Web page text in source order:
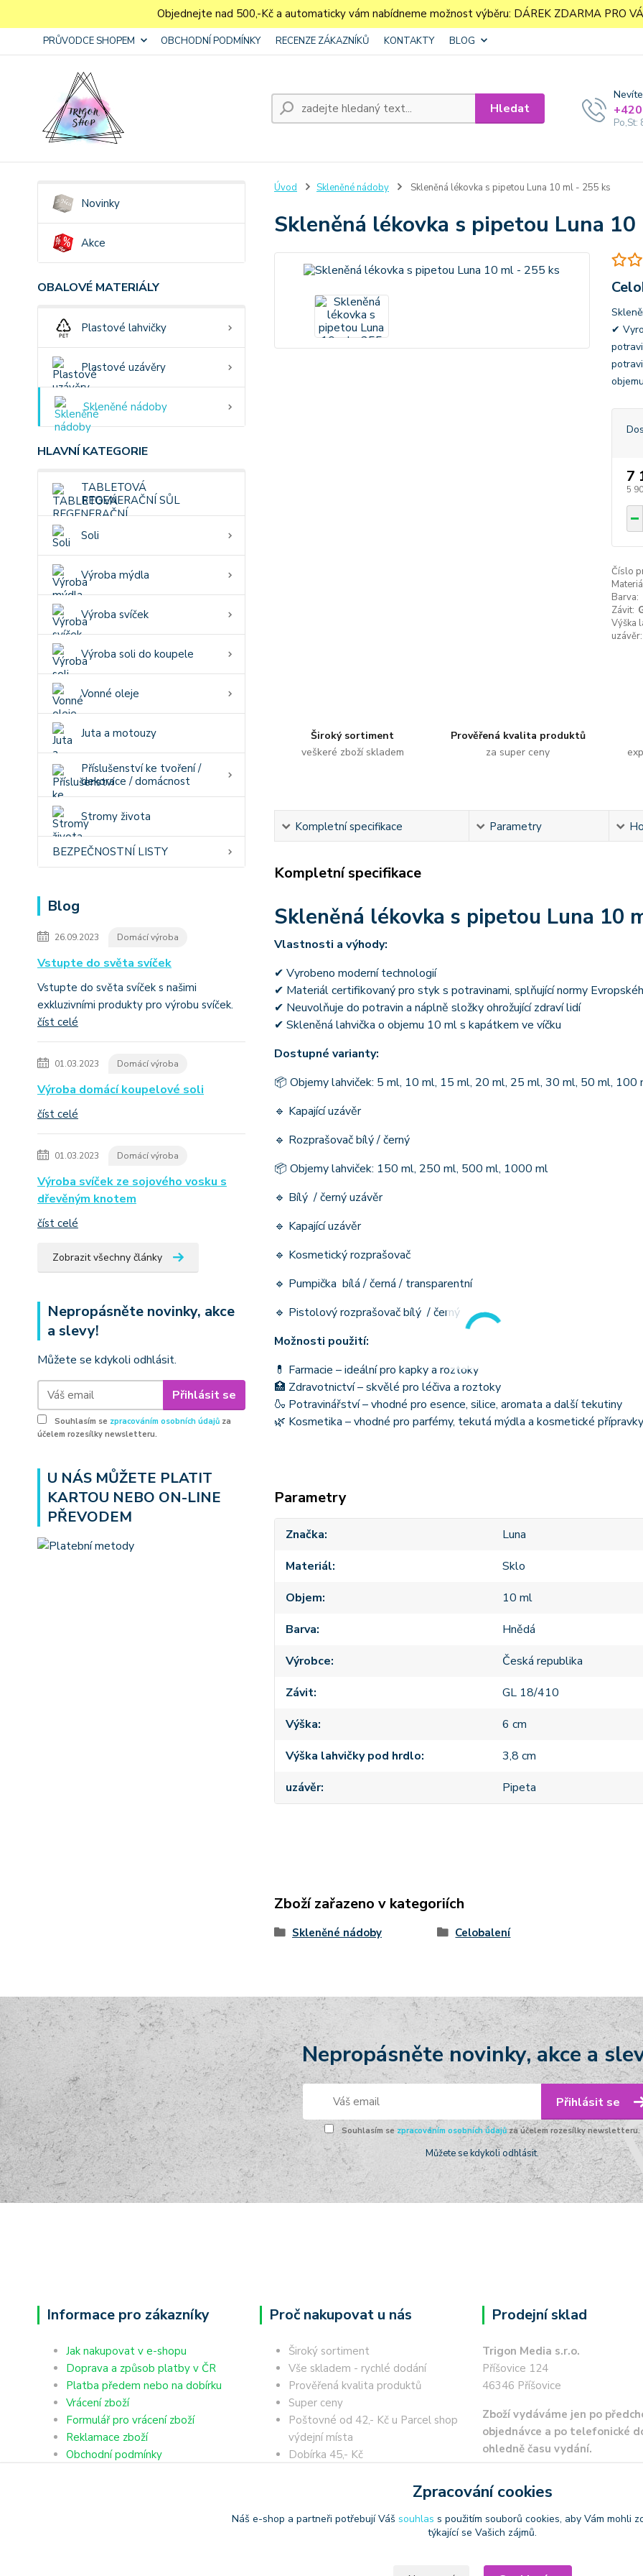
Objednejte nad 500,-Kč a automaticky vám nabídneme možnost výběru: DÁREK ZDARMA PRO
PRŮVODCE SHOPEM OBCHODNÍ PODMÍNKY RECENZE ZÁKAZNÍKŮ KONTAKTY BLOG
Hledat
Po,St:
Novinky
Akce
OBALOVÉ MATERIÁLY
Plastové lahvičky
Plastové uzávěry
Skleněné nádoby
HLAVNÍ KATEGORIE
TABLETOVÁ
REGENERAČNÍ SŮL
Soli
Výroba mýdla
Výroba svíček
Výroba soli do koupele
Vonné oleje
Juta a motouzy
Příslušenství ke tvoření /
dekorace / domácnost
Stromy života
BEZPEČNOSTNÍ LISTY
Blog
26.09.2023 Domácí výroba
Vstupte do světa svíček
Vstupte do světa svíček s našimi
exkluzivními produkty pro výrobu svíček.
číst celé
01.03.2023 Domácí výroba
Výroba domácí koupelové soli
číst celé
01.03.2023 Domácí výroba
Výroba svíček ze sojového vosku s
dřevěným knotem
číst celé
Zobrazit všechny články
Nepropásněte novinky, akce
a slevy!
Můžete se kdykoli odhlásit.
Přihlásit se
Souhlasím se zpracováním osobních údajů za
účelem rozesílky newsletteru.
U NÁS MŮŽETE PLATIT
KARTOU NEBO ON-LINE
PŘEVODEM
Úvod Skleněné nádoby Skleněná lékovka s pipetou Luna 10 ml - 255 ks
Skleněná lékovka s pipetou Luna
✔
7
5
Číslo
Barva:
Závit:
Výška
uzávěr:
Široký sortiment
veškeré zboží skladem
Prověřená kvalita produktů
za super ceny
Kompletní specifikace Parametry
Kompletní specifikace
Skleněná lékovka s pipetou Luna 10
Vlastnosti a výhody:
✔ Vyrobeno moderní technologií
✔ Materiál certifikovaný pro styk s potravinami, splňující normy
✔ Neuvolňuje do potravin a náplně složky ohrožující zdraví lidí
✔ Skleněná lahvička o objemu 10 ml s kapátkem ve víčku
Dostupné varianty:
📦 Objemy lahviček: 5 ml, 10 ml, 15 ml, 20 ml, 25 ml, 30 ml, 50 ml, 100
🔹 Kapající uzávěr
🔹 Rozprašovač bílý / černý
📦 Objemy lahviček: 150 ml, 250 ml, 500 ml, 1000 ml
🔹 Bílý / černý uzávěr
🔹 Kapající uzávěr
🔹 Kosmetický rozprašovač
🔹 Pumpička bílá / černá / transparentní
🔹 Pistolový rozprašovač bílý / černý
Možnosti použití:
💊 Farmacie – ideální pro kapky a roztoky
🏥 Zdravotnictví – skvělé pro léčiva a roztoky
🍶 Potravinářství – vhodné pro esence, silice, aromata a další tekutiny
🌿 Kosmetika – vhodné pro parfémy, tekutá mýdla a kosmetické přípravky
Parametry
Značka
Luna
Materiál
Sklo
Objem
10 ml
Barva
Hnědá
Výrobce
Česká republika
Závit
GL 18/410
Výška
6 cm
Výška lahvičky pod hrdlo
3,8 cm
uzávěr
Pipeta
Zboží zařazeno v kategoriích
Skleněné nádoby Celobalení
Nepropásněte novinky, akce a
Přihlásit se
Souhlasím se zpracováním osobních údajůza účelem rozesílky newsletteru.
Můžete se kdykoli odhlásit.
Informace pro zákazníky
Jak nakupovat v e-shopu
Doprava a způsob platby v ČR
Platba předem nebo na dobírku
Vrácení zboží
Formulář pro vrácení zboží
Reklamace zboží
Obchodní podmínky
Proč nakupovat u nás
Široký sortiment
Vše skladem - rychlé dodání
Prověřená kvalita produktů
Super ceny
Poštovné od 42,- Kč u Parcel shop
výdejní místa
Dobírka 45,- Kč
Prodejní sklad
Trigon Media s.r.o.
Příšovice 124
46346 Příšovice
Zboží vydáváme jen po
objednávce a po telefonické
ohledně času vydání.
Zpracování cookies
Náš e-shop a partneři potřebují Váš souhlas s použitím souborů cookies, aby Vám mohli
týkající se Vašich zájmů.